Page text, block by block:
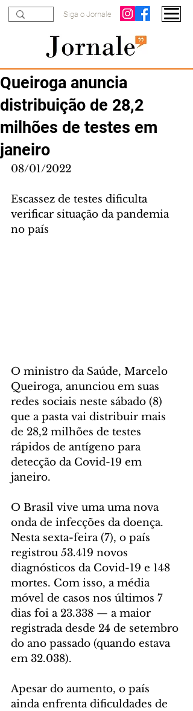
Siga o Jornale
Queiroga anuncia
distribuição de 28,2
milhões de testes em
janeiro
08/01/2022
Escassez de testes dificulta
verificar situação da pandemia
no país
O ministro da Saúde, Marcelo
Queiroga, anunciou em suas
redes sociais neste sábado (8)
que a pasta vai distribuir mais
de 28,2 milhões de testes
rápidos de antígeno para
detecção da Covid-19 em
janeiro.
O Brasil vive uma uma nova
onda de infecções da doença.
Nesta sexta-feira (7), o país
registrou 53.419 novos
diagnósticos da Covid-19 e 148
mortes. Com isso, a média
móvel de casos nos últimos 7
dias foi a 23.338 — a maior
registrada desde 24 de setembro
do ano passado (quando estava
em 32.038).
Apesar do aumento, o país
ainda enfrenta dificuldades de